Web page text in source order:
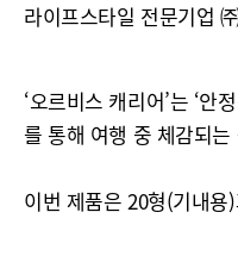
라이프스타일 전문기업
‘오르비스 캐리어’는 ‘
를 통해 여행 중 체감되
이번 제품은 20형(기내